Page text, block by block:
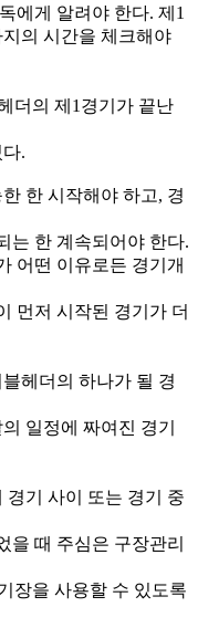
에게 알려야 한다. 제1
의 시간을 체크해야
더의 제1경기가 끝난
.
한 시작해야 하고, 경
는 한 계속되어야 한다.
어떤 이유로든 경기개
먼저 시작된 경기가 더
헤더의 하나가 될 경
일정에 짜여진 경기
기 사이 또는 경기 중
을 때 주심은 구장관리
장을 사용할 수 있도록